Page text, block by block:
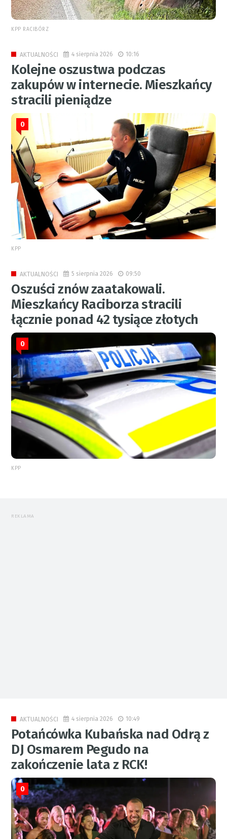
KPP RACIBÓRZ
AKTUALNOŚCI 4 sierpnia 2026 10:16
Kolejne oszustwa podczas
zakupów w internecie. Mieszkańcy
stracili pieniądze
0
KPP
AKTUALNOŚCI 5 sierpnia 2026 09:50
Oszuści znów zaatakowali.
Mieszkańcy Raciborza stracili
łącznie ponad 42 tysiące złotych
0
KPP
REKLAMA
AKTUALNOŚCI 4 sierpnia 2026 10:49
Potańcówka Kubańska nad Odrą z
DJ Osmarem Pegudo na
zakończenie lata z RCK!
0